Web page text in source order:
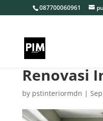
087700060961
Renovasi
by pstinteriormdn |